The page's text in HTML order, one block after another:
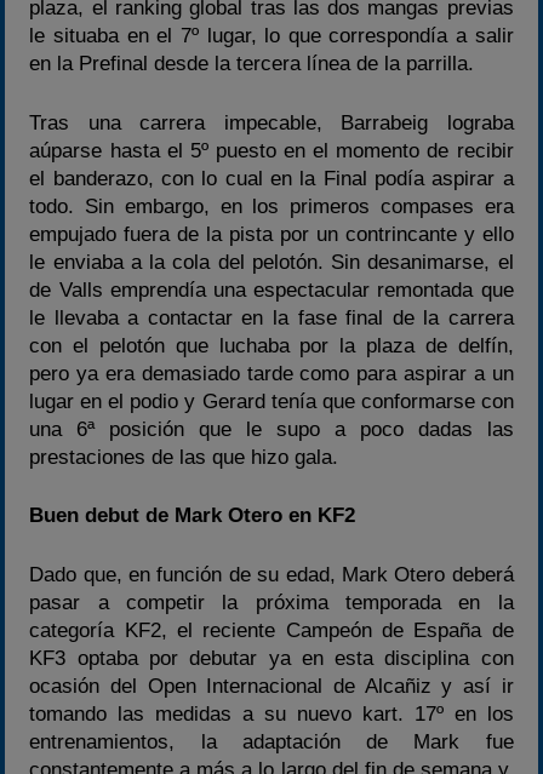
plaza, el ranking global tras las dos mangas previas
le situaba en el 7º lugar, lo que correspondía a salir
en la Prefinal desde la tercera línea de la parrilla.
Tras una carrera impecable, Barrabeig lograba
aúparse hasta el 5º puesto en el momento de recibir
el banderazo, con lo cual en la Final podía aspirar a
todo. Sin embargo, en los primeros compases era
empujado fuera de la pista por un contrincante y ello
le enviaba a la cola del pelotón. Sin desanimarse, el
de Valls emprendía una espectacular remontada que
le llevaba a contactar en la fase final de la carrera
con el pelotón que luchaba por la plaza de delfín,
pero ya era demasiado tarde como para aspirar a un
lugar en el podio y Gerard tenía que conformarse con
una 6ª posición que le supo a poco dadas las
prestaciones de las que hizo gala.
Buen debut de Mark Otero en KF2
Dado que, en función de su edad, Mark Otero deberá
pasar a competir la próxima temporada en la
categoría KF2, el reciente Campeón de España de
KF3 optaba por debutar ya en esta disciplina con
ocasión del Open Internacional de Alcañiz y así ir
tomando las medidas a su nuevo kart. 17º en los
entrenamientos, la adaptación de Mark fue
constantemente a más a lo largo del fin de semana y,